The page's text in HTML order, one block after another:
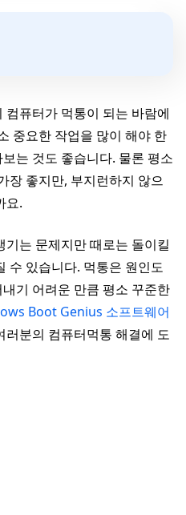
퓨터가 먹통이 되는 바람에
중요한 작업을 많이 해야 한
는 것도 좋습니다. 물론 평소
장 좋지만, 부지런하지 않으
요.
는 문제지만 때로는 돌이킬
수 있습니다. 먹통은 원인도
기 어려운 만큼 평소 꾸준한
Boot Genius 소프트웨어
분의 컴퓨터먹통 해결에 도